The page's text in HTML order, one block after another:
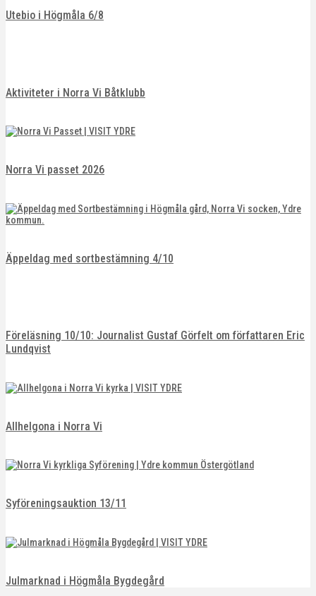
Utebio i Högmåla 6/8
Aktiviteter i Norra Vi Båtklubb
Norra Vi passet 2026
Äppeldag med sortbestämning 4/10
Föreläsning 10/10: Journalist Gustaf Görfelt om författaren Eric
Lundqvist
Allhelgona i Norra Vi
Syföreningsauktion 13/11
Julmarknad i Högmåla Bygdegård